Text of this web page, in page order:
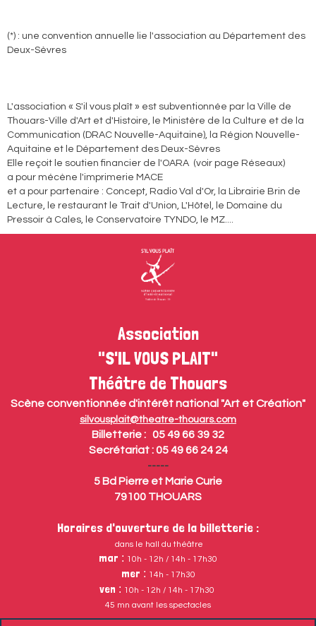
(*) : une convention annuelle lie l'association au Département des
Deux-Sèvres
L'association « S'il vous plaît » est subventionnée par la Ville de
Thouars-Ville d'Art et d'Histoire, le Ministère de la Culture et de la
Communication (DRAC Nouvelle-Aquitaine), la Région Nouvelle-
Aquitaine et le Département des Deux-Sèvres
Elle reçoit le soutien financier de l'OARA (voir page Réseaux)
a pour mécène l'imprimerie MACE
et a pour partenaire : Concept, Radio Val d'Or, la Librairie Brin de
Lecture, le restaurant le Trait d'Union, L'Hôtel, le Domaine du
Pressoir à Cales, le Conservatoire TYNDO, le MZ....
Association
"S'IL VOUS PLAIT"
Théâtre de Thouars
Scène conventionnée d'intérêt national "Art et Création"
silvousplait@theatre-thouars.com
Billetterie : 05 49 66 39 32
Secrétariat : 05 49 66 24 24
-----
5 Bd Pierre et Marie Curie
79100 THOUARS
Horaires d'ouverture de la billetterie :
dans le hall du théâtre
mar : 10h - 12h / 14h - 17h30
mer : 14h - 17h30
ven : 10h - 12h / 14h - 17h30
45 mn avant les spectacles